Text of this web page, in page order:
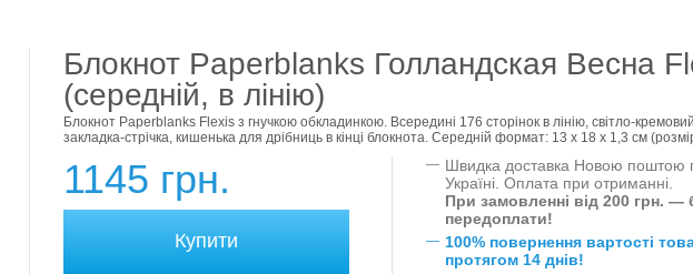
Блокнот Paperblanks Голландская Весна
(середній, в лінію)
Блокнот Paperblanks Flexis з гнучкою обкладинкою. Всередині 176 сторінок в лінію, світло-
закладка-стрічка, кишенька для дрібниць в кінці блокнота. Середній формат: 13 х 18 х 1,3 см
1145 грн. — Швидка доставка Новою поштою
Україні. Оплата при отриманні.
При замовленні від 200 грн. —
передоплати!
— 100% повернення вартості
протягом 14 днів!